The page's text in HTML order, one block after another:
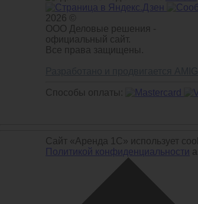
2026 ©
ООО Деловые решения -
официальный сайт.
Все права защищены.
Способы оплаты:
Сайт «Аренда 1С» использует
Политикой конфиденциальности